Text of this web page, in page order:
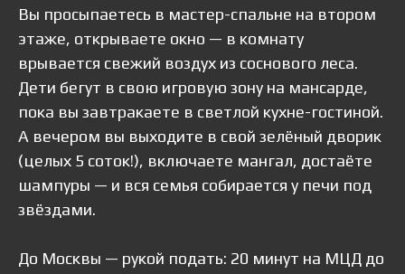
Вы просыпаетесь в мастер-спальне на втором
этаже, открываете окно — в комнату
врывается свежий воздух из соснового леса.
Дети бегут в свою игровую зону на мансарде,
пока вы завтракаете в светлой кухне-гостиной.
А вечером вы выходите в свой зелёный дворик
(целых 5 соток!), включаете мангал, достаёте
шампуры — и вся семья собирается у печи под
звёздами.
До Москвы — рукой подать: 20 минут на МЦД до